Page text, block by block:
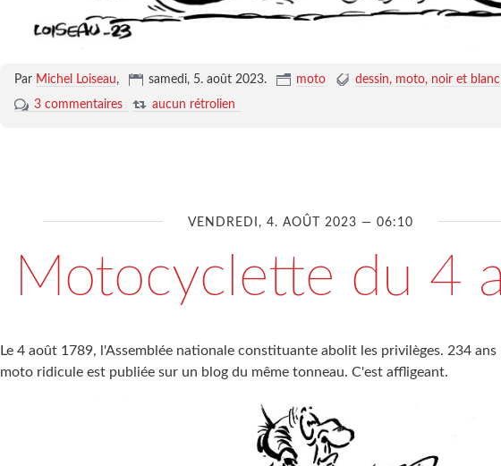
Par Michel Loiseau, samedi, 5. août 2023. moto dessin moto noir et blanc
3 commentaires
aucun rétrolien
VENDREDI, 4. AOÛT 2023 — 06:10
Motocyclette du 4
Le 4 août 1789, l'Assemblée nationale constituante abolit les privilèges. 234
moto ridicule est publiée sur un blog du même tonneau. C'est affligeant.